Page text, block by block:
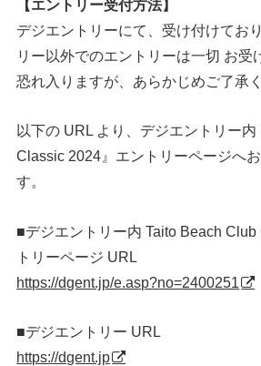
【エントリー受付方法】
デジエントリーにて、受け付けてお
リー以外でのエントリーは一切 お受
恐れ入りますが、あらかじめご了承
以下の URL より、デジエントリー
Classic 2024』エントリーページへ
す。
■デジエントリー内 Taito Beach
トリーページ URL
https://dgent.jp/e.asp?no=2400251
■デジエントリー URL
https://dgent.jp